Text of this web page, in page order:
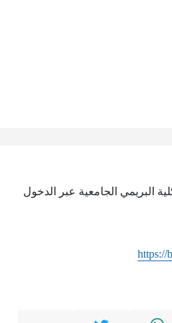
البريمي الجامعية عبر الدخول
https://